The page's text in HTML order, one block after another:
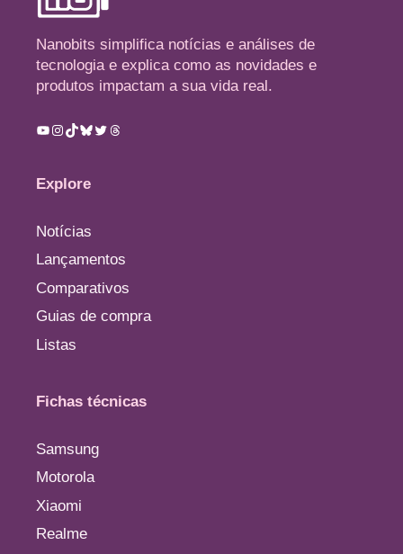
Nanobits simplifica notícias e análises de
tecnologia e explica como as novidades e
produtos impactam a sua vida real.
Youtube
Instagram
TikTok
Bluesky
TwitterThreads
Explore
Notícias
Lançamentos
Comparativos
Guias de compra
Listas
Fichas técnicas
Samsung
Motorola
Xiaomi
Realme